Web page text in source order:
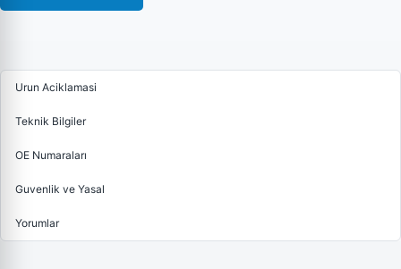
Urun Aciklamasi
Teknik Bilgiler
OE Numaraları
Guvenlik ve Yasal
Yorumlar